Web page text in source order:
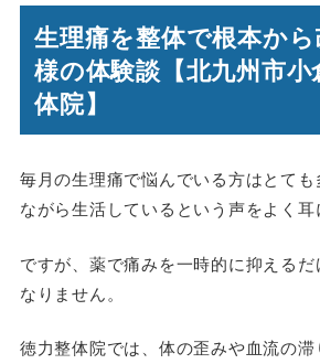
生理痛を整体で根本か
様の体験談【北九州市
体院】
毎月の生理痛で悩んでいる方はとて
ながら生活しているという声をよく耳
ですが、薬で痛みを一時的に抑える
なりません。
徳力整体院では、体の歪みや血流の滞